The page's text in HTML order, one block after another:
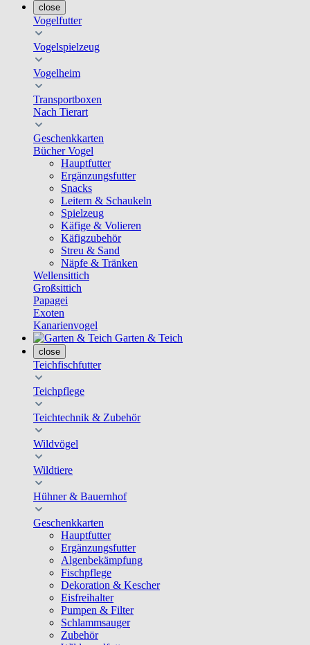
close
Vogelfutter
Vogelspielzeug
Vogelheim
Transportboxen
Nach Tierart
Geschenkkarten
Bücher Vogel
Hauptfutter
Ergänzungsfutter
Snacks
Leitern & Schaukeln
Spielzeug
Käfige & Volieren
Käfigzubehör
Streu & Sand
Näpfe & Tränken
Wellensittich
Großsittich
Papagei
Exoten
Kanarienvogel
Garten & Teich
close
Teichfischfutter
Teichpflege
Teichtechnik & Zubehör
Wildvögel
Wildtiere
Hühner & Bauernhof
Geschenkkarten
Hauptfutter
Ergänzungsfutter
Algenbekämpfung
Fischpflege
Dekoration & Kescher
Eisfreihalter
Pumpen & Filter
Schlammsauger
Zubehör